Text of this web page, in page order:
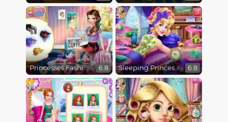
Princesses Fashion Over Coffee 6.8 Sleeping Princess Spa Day 6.8